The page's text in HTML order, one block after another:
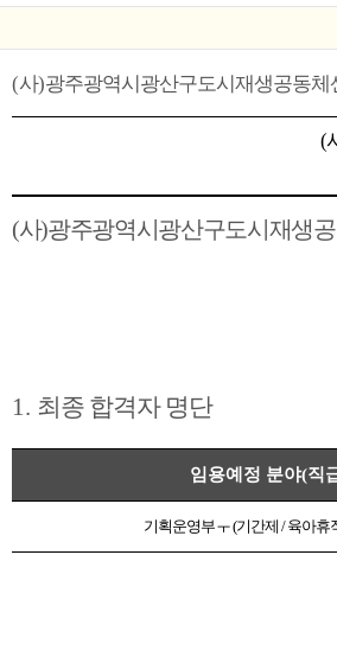
(사)광주광역시광산구도시재생공동체
(
(사)광주광역시광산구도시재생
1. 최종 합격자 명단
임용예정 분야(직
기획운영부ㅜ(기간제/육아휴